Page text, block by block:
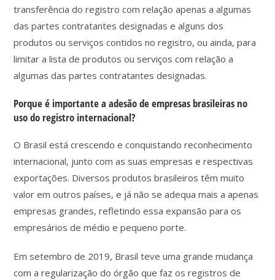
transferência do registro com relação apenas a algumas
das partes contratantes designadas e alguns dos
produtos ou serviços contidos no registro, ou ainda, para
limitar a lista de produtos ou serviços com relação a
algumas das partes contratantes designadas.
Porque é importante a adesão de empresas brasileiras no
uso do registro internacional?
O Brasil está crescendo e conquistando reconhecimento
internacional, junto com as suas empresas e respectivas
exportações. Diversos produtos brasileiros têm muito
valor em outros países, e já não se adequa mais a apenas
empresas grandes, refletindo essa expansão para os
empresários de médio e pequeno porte.
Em setembro de 2019, Brasil teve uma grande mudança
com a regularização do órgão que faz os registros de